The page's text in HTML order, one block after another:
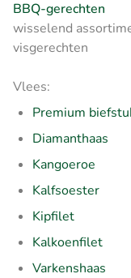
BBQ-gerechten
wisselend
visgerechten
Vlees:
Premium
Diamanthaas
Kangoeroe
Kalfsoester
Kipfilet
Kalkoenfilet
Varkenshaas